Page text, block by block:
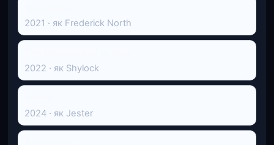
2021 · як Frederick North
2022 · як Shylock
2024 · як Jester